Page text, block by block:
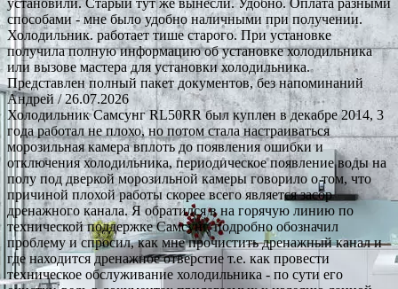
способами - мне было удобно наличными при получении.
Холодильник. работает тише старого. При установке
получила полную информацию об установке холодильника
или вызове мастера для установки холодильника.
Представлен полный пакет документов, без напоминаний
Андрей/ 26.07.2026
Холодильник Самсунг RL50RR был куплен в декабре 2014, 3
года работал не плохо, но потом стала настраиваться
морозильная камера вплоть до появления ошибки и
отключения холодильника, периодическое появление воды на
полу под дверкой морозильной камеры говорило о том, что
причиной плохой работы скорее всего является засор
дренажного канала. Я обратился в на горячую линию по
технической поддержке Самсунг, подробно обозначил
проблему и спросил, как мне прочистить дренажный канал и
где находится дренажное отверстие т.е. как провести
техническое обслуживание холодильника - по сути его